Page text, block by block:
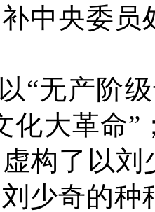
中央委
“无产阶
化大革命
构了以刘
少奇的